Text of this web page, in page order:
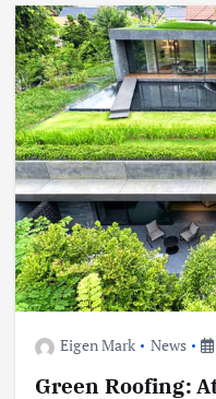
Eigen Mark News
Green Roofing: